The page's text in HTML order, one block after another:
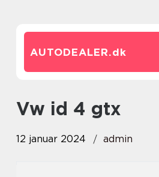
AUTODEALER.dk
vw id 4 gtx
12 januar 2024 admin